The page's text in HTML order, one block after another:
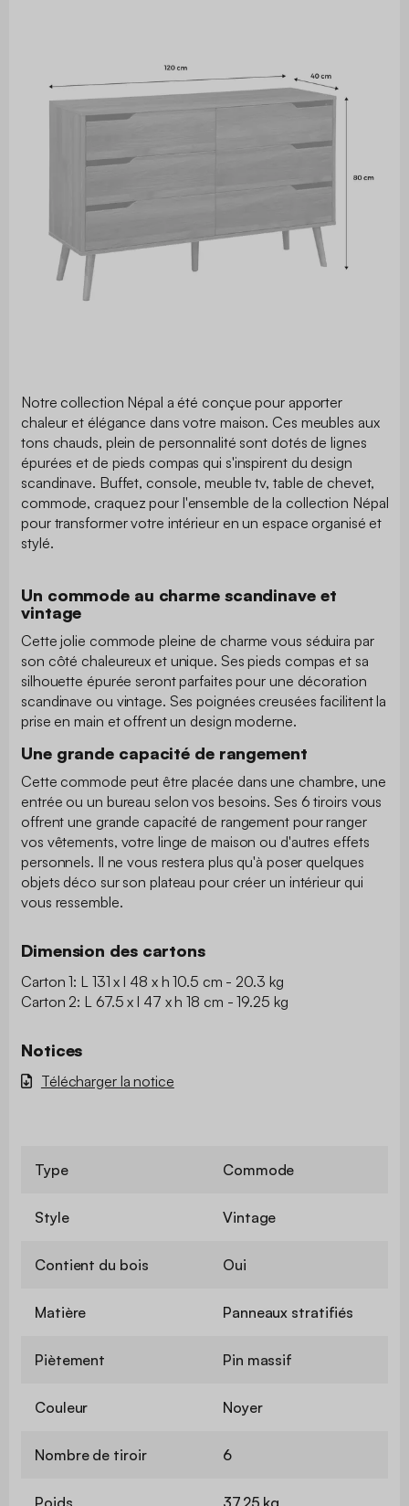
Notre collection Népal a été conçue pour apporter
chaleur et élégance dans votre maison. Ces meubles aux
tons chauds, plein de personnalité sont dotés de lignes
épurées et de pieds compas qui s'inspirent du design
scandinave. Buffet, console, meuble tv, table de chevet,
commode, craquez pour l'ensemble de la collection Népal
pour transformer votre intérieur en un espace organisé et
stylé.
Un commode au charme scandinave et
vintage
Cette jolie commode pleine de charme vous séduira par
son côté chaleureux et unique. Ses pieds compas et sa
silhouette épurée seront parfaites pour une décoration
scandinave ou vintage. Ses poignées creusées facilitent la
prise en main et offrent un design moderne.
Une grande capacité de rangement
Cette commode peut être placée dans une chambre, une
entrée ou un bureau selon vos besoins. Ses 6 tiroirs vous
offrent une grande capacité de rangement pour ranger
vos vêtements, votre linge de maison ou d'autres effets
personnels. Il ne vous restera plus qu'à poser quelques
objets déco sur son plateau pour créer un intérieur qui
vous ressemble.
Dimension des cartons
Carton 1: L 131 x l 48 x h 10.5 cm - 20.3 kg
Carton 2: L 67.5 x l 47 x h 18 cm - 19.25 kg
Notices
Télécharger la notice
Type Commode
Style Vintage
Contient du bois Oui
Matière Panneaux stratifiés
Piètement Pin massif
Couleur Noyer
Nombre de tiroir 6
Poids 37,25 kg